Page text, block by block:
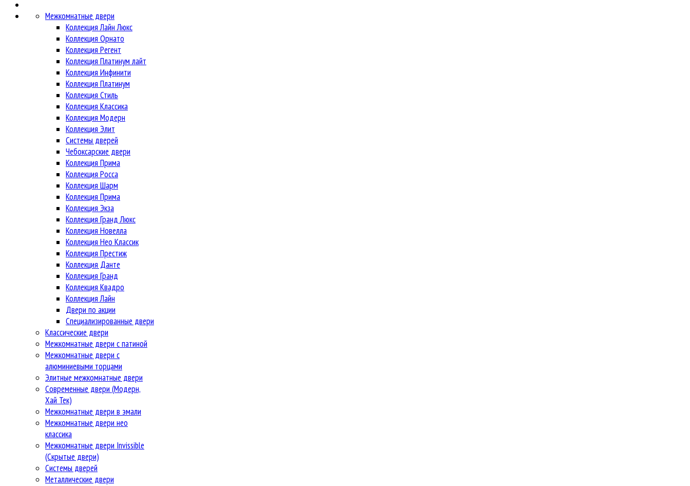
Межкомнатные двери
Коллекция Лайн Люкс
Коллекция Орнато
Коллекция Регент
Коллекция Платинум лайт
Коллекция Инфинити
Коллекция Платинум
Коллекция Стиль
Коллекция Классика
Коллекция Модерн
Коллекция Элит
Системы дверей
Чебоксарские двери
Коллекция Прима
Коллекция Росса
Коллекция Шарм
Коллекция Прима
Коллекция Экза
Коллекция Гранд Люкс
Коллекция Новелла
Коллекция Нео Классик
Коллекция Престиж
Коллекция Данте
Коллекция Гранд
Коллекция Квадро
Коллекция Лайн
Двери по акции
Специализированные двери
Классические двери
Межкомнатные двери с патиной
Межкомнатные двери с
алюминиевыми торцами
Элитные межкомнатные двери
Современные двери (Модерн,
Хай Тек)
Межкомнатные двери в эмали
Межкомнатные двери нео
классика
Межкомнатные двери Invissible
(Скрытые двери)
Системы дверей
Металлические двери